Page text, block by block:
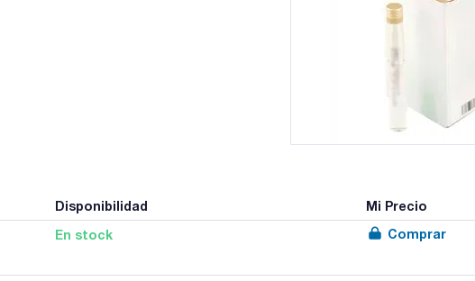
Disponibilidad Mi Precio
En stock Comprar